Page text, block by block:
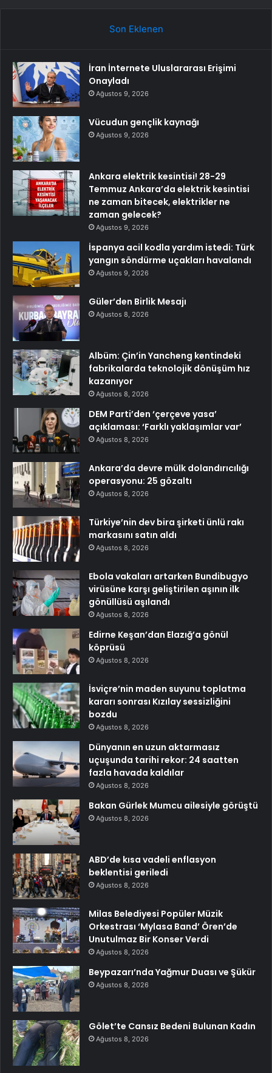
Son Eklenen
İran İnternete Uluslararası Erişimi
Onayladı
Ağustos 9, 2026
Vücudun gençlik kaynağı
Ağustos 9, 2026
Ankara elektrik kesintisi! 28-29
Temmuz Ankara’da elektrik kesintisi
ne zaman bitecek, elektrikler ne
zaman gelecek?
Ağustos 9, 2026
İspanya acil kodla yardım istedi: Türk
yangın söndürme uçakları havalandı
Ağustos 9, 2026
Güler’den Birlik Mesajı
Ağustos 8, 2026
Albüm: Çin’in Yancheng kentindeki
fabrikalarda teknolojik dönüşüm hız
kazanıyor
Ağustos 8, 2026
DEM Parti’den ‘çerçeve yasa’
açıklaması: ‘Farklı yaklaşımlar var’
Ağustos 8, 2026
Ankara’da devre mülk dolandırıcılığı
operasyonu: 25 gözaltı
Ağustos 8, 2026
Türkiye’nin dev bira şirketi ünlü rakı
markasını satın aldı
Ağustos 8, 2026
Ebola vakaları artarken Bundibugyo
virüsüne karşı geliştirilen aşının ilk
gönüllüsü aşılandı
Ağustos 8, 2026
Edirne Keşan’dan Elazığ’a gönül
köprüsü
Ağustos 8, 2026
İsviçre’nin maden suyunu toplatma
kararı sonrası Kızılay sessizliğini
bozdu
Ağustos 8, 2026
Dünyanın en uzun aktarmasız
uçuşunda tarihi rekor: 24 saatten
fazla havada kaldılar
Ağustos 8, 2026
Bakan Gürlek Mumcu ailesiyle görüştü
Ağustos 8, 2026
ABD’de kısa vadeli enflasyon
beklentisi geriledi
Ağustos 8, 2026
Milas Belediyesi Popüler Müzik
Orkestrası ‘Mylasa Band’ Ören’de
Unutulmaz Bir Konser Verdi
Ağustos 8, 2026
Beypazarı’nda Yağmur Duası ve Şükür
Ağustos 8, 2026
Gölet’te Cansız Bedeni Bulunan Kadın
Ağustos 8, 2026